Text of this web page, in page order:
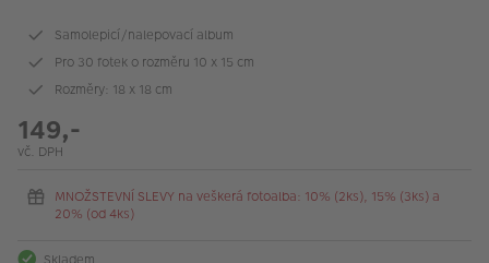
Fotoprodukty
Samolepicí/nalepovací album
Pro 30 fotek o rozměru 10 x 15 cm
Rozměry: 18 x 18 cm
149,-
vč. DPH
MNOŽSTEVNÍ SLEVY na veškerá fotoalba: 10% (2ks), 15% (3ks) a
20% (od 4ks)
Skladem